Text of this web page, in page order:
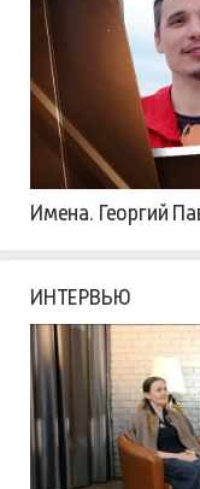
Имена. Георгий
ИНТЕРВЬЮ